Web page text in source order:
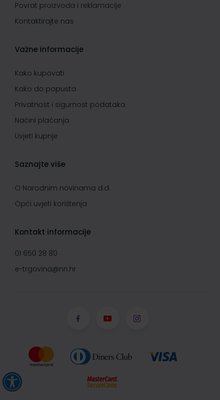
Povrat proizvoda i reklamacije
Kontaktirajte nas
Važne informacije
Kako kupovati
Kako do popusta
Privatnost i sigurnost podataka
Načini plaćanja
Uvjeti kupnje
Saznajte više
O Narodnim novinama d.d.
Opći uvjeti korištenja
Kontakt informacije
01 650 28 80
e-trgovina@nn.hr